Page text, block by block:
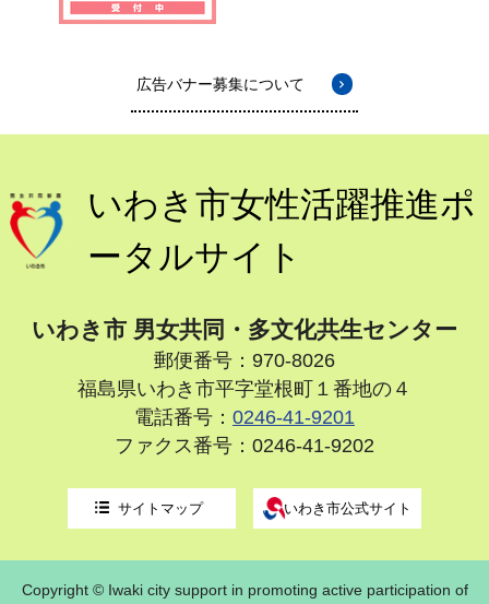
広告バナー募集について
いわき市女性活躍推進ポ
ータルサイト
いわき市 男女共同・多文化共生センター
郵便番号：970-8026
福島県いわき市平字堂根町１番地の４
電話番号： 0246-41-9201
ファクス番号：0246-41-9202
サイトマップ いわき市公式サイト
Copyright © Iwaki city support in promoting active participation of